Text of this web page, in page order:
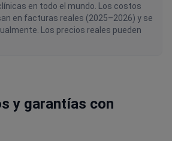
en todo el mundo. Los costos
en facturas reales (2025–2026) y se
Los precios reales pueden
y garantías con